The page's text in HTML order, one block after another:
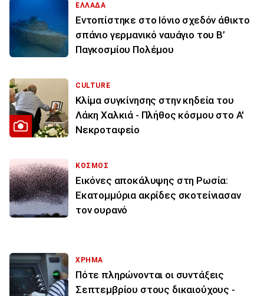
ΕΛΛΑΔΑ
Εντοπίστηκε στο Ιόνιο σχεδόν άθικτο
σπάνιο γερμανικό ναυάγιο του Β’
Παγκοσμίου Πολέμου
CULTURE
Κλίμα συγκίνησης στην κηδεία του
Λάκη Χαλκιά - Πλήθος κόσμου στο Α'
Νεκροταφείο
ΚΟΣΜΟΣ
Εικόνες αποκάλυψης στη Ρωσία:
Εκατομμύρια ακρίδες σκοτείνιασαν
τον ουρανό
ΧΡΗΜΑ
Πότε πληρώνονται οι συντάξεις
Σεπτεμβρίου στους δικαιούχους -